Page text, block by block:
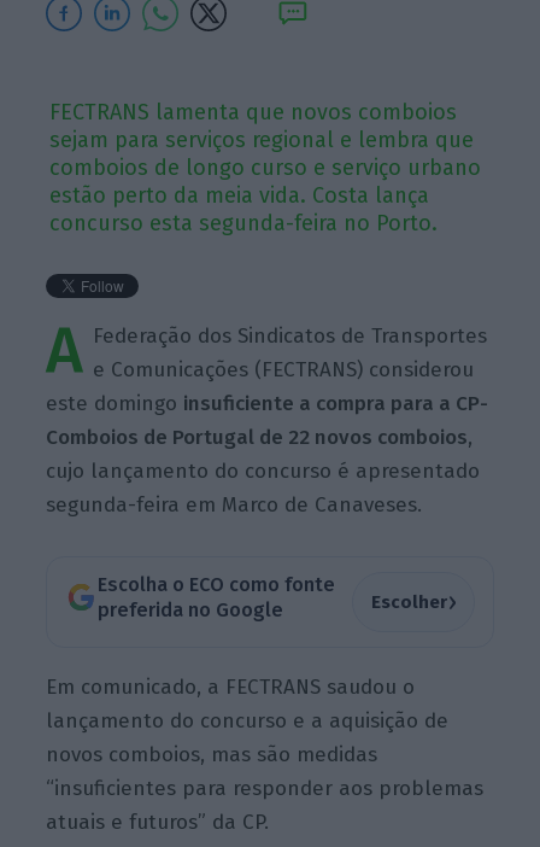
FECTRANS lamenta que novos comboios
sejam para serviços regional e lembra que
comboios de longo curso e serviço urbano
estão perto da meia vida. Costa lança
concurso esta segunda-feira no Porto.
A Federação dos Sindicatos de Transportes
e Comunicações (FECTRANS) considerou
este domingo insuficiente a compra para a CP-
Comboios de Portugal de 22 novos comboios,
cujo lançamento do concurso é apresentado
segunda-feira em Marco de Canaveses.
Escolha o ECO como fonte
preferida no Google
Escolher›
Em comunicado, a FECTRANS saudou o
lançamento do concurso e a aquisição de
novos comboios, mas são medidas
“insuficientes para responder aos problemas
atuais e futuros” da CP.